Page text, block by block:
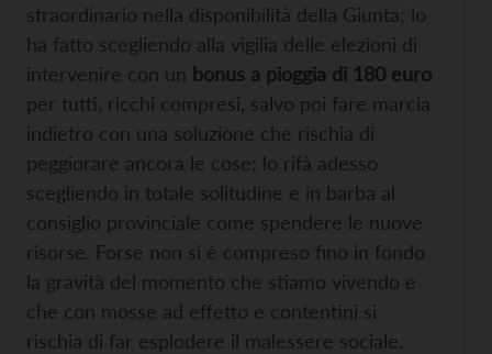
straordinario nella disponibilità della Giunta; lo
ha fatto scegliendo alla vigilia delle elezioni di
intervenire con un bonus a pioggia di 180 euro
per tutti, ricchi compresi, salvo poi fare marcia
indietro con una soluzione che rischia di
peggiorare ancora le cose; lo rifà adesso
scegliendo in totale solitudine e in barba al
consiglio provinciale come spendere le nuove
risorse. Forse non si è compreso fino in fondo
la gravità del momento che stiamo vivendo e
che con mosse ad effetto e contentini si
rischia di far esplodere il malessere sociale.